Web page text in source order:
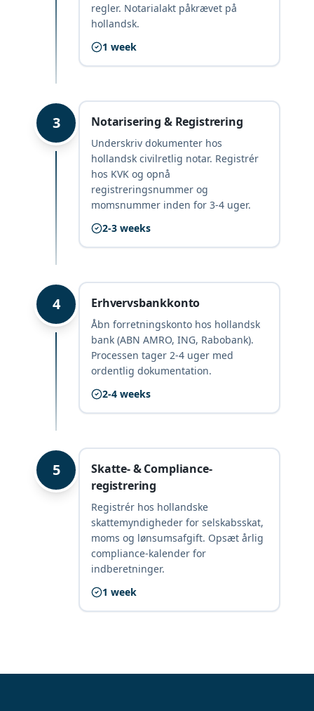
regler. Notarialakt påkrævet på
hollandsk.
1 week
3 Notarisering & Registrering
Underskriv dokumenter hos
hollandsk civilretlig notar. Registrér
hos KVK og opnå
registreringsnummer og
momsnummer inden for 3-4 uger.
2-3 weeks
4 Erhvervsbankkonto
Åbn forretningskonto hos hollandsk
bank (ABN AMRO, ING, Rabobank).
Processen tager 2-4 uger med
ordentlig dokumentation.
2-4 weeks
5
Skatte- & Compliance-
registrering
Registrér hos hollandske
skattemyndigheder for selskabsskat,
moms og lønsumsafgift. Opsæt årlig
compliance-kalender for
indberetninger.
1 week